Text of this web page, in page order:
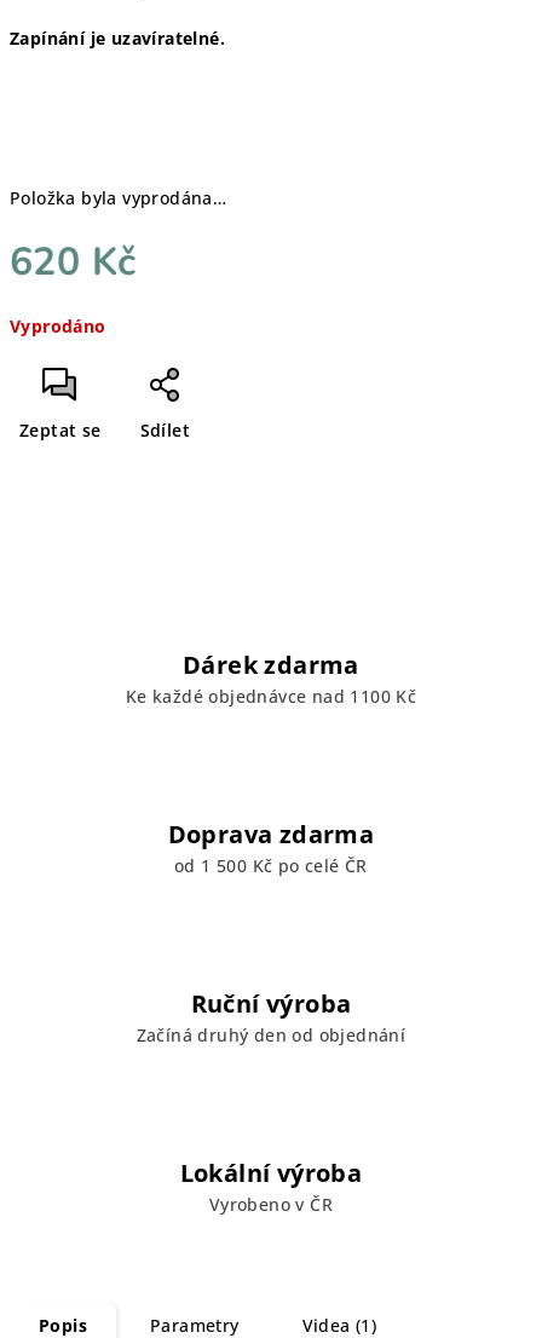
Zapínání je uzavíratelné.
Položka byla vyprodána…
620 Kč
cena:
Vyprodáno
Zeptat se Sdílet
Dárek zdarma
Ke každé objednávce nad 1100 Kč
Doprava zdarma
od 1 500 Kč po celé ČR
Ruční výroba
Začíná druhý den od objednání
Lokální výroba
Vyrobeno v ČR
Popis Parametry Videa (1)